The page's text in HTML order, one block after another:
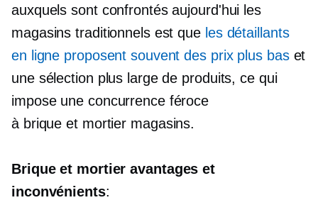
auxquels sont confrontés aujourd'hui les
magasins traditionnels est que les détaillants
en ligne proposent souvent des prix plus baset
une sélection plus large de produits, ce qui
impose une concurrence féroce
à brique et mortier magasins.
Brique et mortier avantages et
inconvénients: